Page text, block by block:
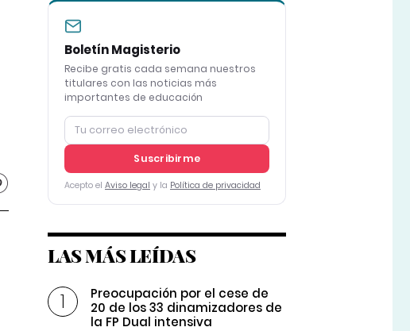
Boletín Magisterio
Recibe gratis cada semana nuestros
titulares con las noticias más
importantes de educación
Suscribirme
Acepto el Aviso legal y la Política de privacidad
LAS MÁS LEÍDAS
Preocupación por el cese de
20 de los 33 dinamizadores de
la FP Dual intensiva